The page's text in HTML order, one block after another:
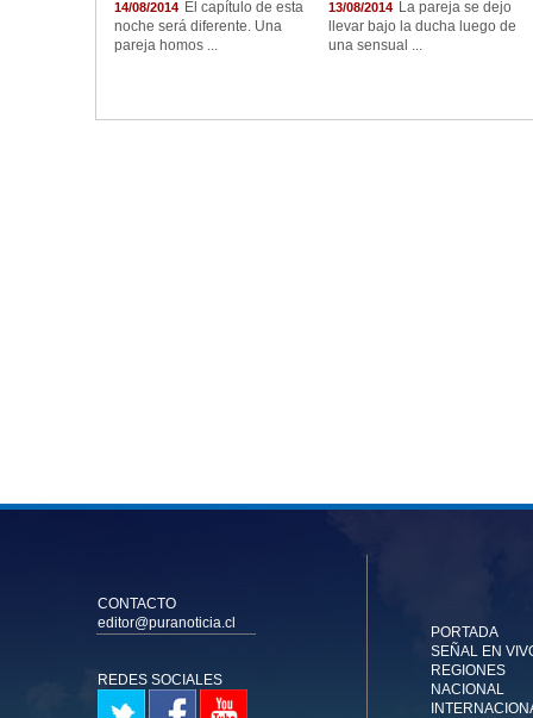
14/08/2014 El capítulo de esta
noche será diferente. Una
pareja homos ...
13/08/2014 La pareja se dejo
llevar bajo la ducha luego de
una sensual ...
CONTACTO
editor@puranoticia.cl
REDES SOCIALES
PORTADA
SEÑAL EN
REGIONES
NACIONAL